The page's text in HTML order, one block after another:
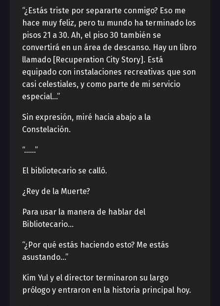
“¿Estás triste por separarte conmigo? Eso me
hace muy feliz, pero tu mundo ha terminado los
pisos 21 a 30. Ah, el piso 30 también se
convertirá en un área de descanso. Hay un libro
llamado [Recuperation City Story]. Está
equipado con instalaciones recreativas que son
casi celestiales, y como parte de mi servicio
especial…”
Sin expresión, miré hacia abajo a la
Constelación.
“……”
El bibliotecario se calló.
¿Rey de la Muerte?
Para usar la manera de hablar del
Bibliotecario…
“¿Por qué estás haciendo esto? Me estás
asustando…”
Kim Yul y el director terminaron su largo
prólogo y entraron en la historia principal hoy.